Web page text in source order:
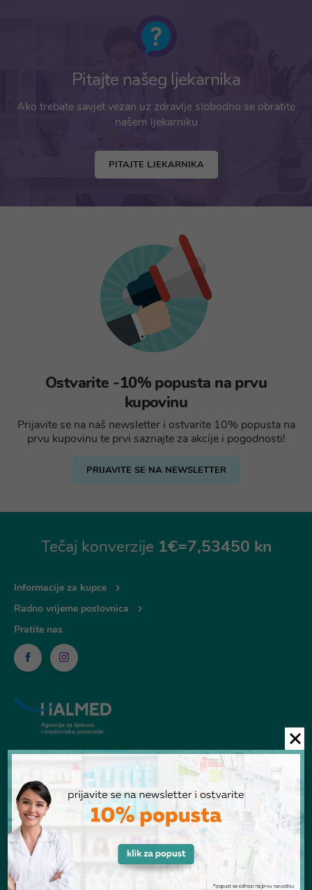
Pitajte našeg ljekarnika
Ako trebate savjet vezan uz zdravlje slobodno se obratite
našem ljekarniku
PITAJTE LJEKARNIKA
Ostvarite -10% popusta na prvu
kupovinu
Prijavite se na naš newsletter i ostvarite 10% popusta na
prvu kupovinu te prvi saznajte za akcije i pogodnosti!
PRIJAVITE SE NA NEWSLETTER
Tečaj konverzije 1€=7,53450 kn
Informacije za kupce
Radno vrijeme poslovnica
Pratite nas
© Ljekarna Talan 2026